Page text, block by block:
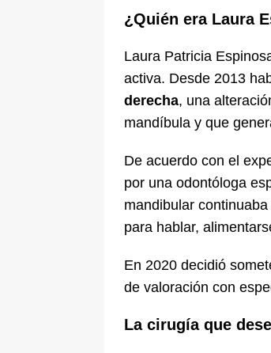
¿Quién era Laura
Laura Patricia
activa. Desde 2013
derecha, una
mandíbula y que
De acuerdo con el
por una odontóloga
mandibular
para hablar,
En 2020 decidió
de valoración con
La cirugía que